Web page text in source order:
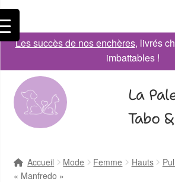
Les succès de nos enchères, livrés
imbattables !
La
Tabo
Accueil Mode Femme Hauts
« Manfredo »